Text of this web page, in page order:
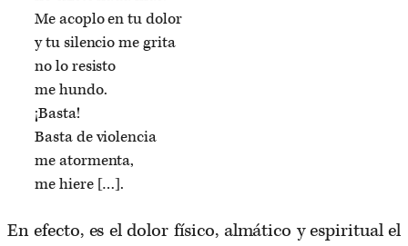
Me acoplo en tu dolor
y tu silencio me grita
no lo resisto
me hundo.
¡Basta!
Basta de violencia
me atormenta,
me hiere […].
En efecto, es el dolor físico, almático y espiritual el